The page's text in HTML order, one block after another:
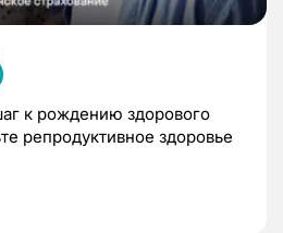
к рождению здорового
репродуктивное здоровье